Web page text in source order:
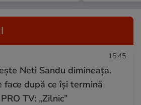
15:45
Neti Sandu dimineața.
face după ce își termină
TV: „Zilnic”